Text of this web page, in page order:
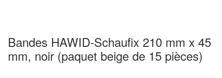
Bandes HAWID-Schaufix 210 mm x 45
mm, noir (paquet beige de 15 pièces)